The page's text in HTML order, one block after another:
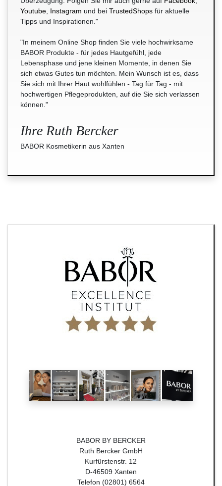
Youtube, Instagram und bei TrustedShops für aktuelle
Tipps und Inspirationen."
"In meinem Online Shop finden Sie viele hochwirksame
BABOR Produkte - für jedes Hautgefühl, jede
Lebensphase und jene kleinen Momente, in denen Sie
sich etwas Gutes tun möchten. Mein Wunsch ist es, dass
Sie sich mit Ihrer Haut wohlfühlen - Tag für Tag - mit
hochwertigen Pflegeprodukten, auf die Sie sich verlassen
können."
Ihre Ruth Bercker
BABOR Kosmetikerin aus Xanten
BABOR BY BERCKER
Ruth Bercker GmbH
Kurfürstenstr. 12
D-46509 Xanten
Telefon (02801) 6564